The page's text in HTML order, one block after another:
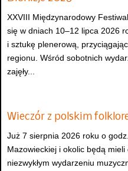
XXVIII Międzynarodowy
się w dniach 10–12 lipca 2026
i sztukę plenerową,
regionu. Wśród sobotnich
zajęły...
Wieczór z polskim
Już 7 sierpnia 2026 roku o
Mazowieckiej i okolic będą
niezwykłym wydarzeniu